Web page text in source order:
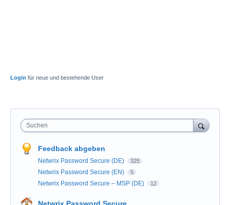
Login für neue und bestehende User
Suchen
Feedback abgeben
Netwrix Password Secure (DE) 325
Netwrix Password Secure (EN) 5
Netwrix Password Secure – MSP (DE) 12
Netwrix Password Secure